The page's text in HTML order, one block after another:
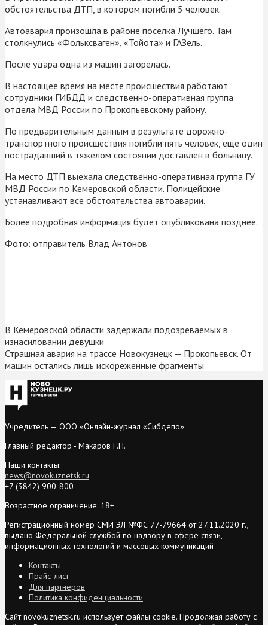
обстоятельства ДТП, в котором погибли 5 человек.
Автоавария произошла в районе поселка Лучшего. Там
столкнулись «Фольксваген», «Тойота» и ГАЗель.
После удара одна из машин загорелась.
В настоящее время на месте происшествия работают
сотрудники ГИБДД и следственно-оперативная группа
отдела МВД России по Прокопьевскому району.
По предварительным данным в результате дорожно-
транспортного происшествия погибли пять человек, еще один
пострадавший в тяжелом состоянии доставлен в больницу.
На место ДТП выехала следственно-оперативная группа ГУ
МВД России по Кемеровской области. Полицейские
устанавливают все обстоятельства автоаварии.
Более подробная информация будет опубликована позднее.
Фото: отправитель Влад Антонов
В Кемеровской области задержали подозреваемых в
изнасиловании девушки
Страшная авария на трассе Новокузнецк — Прокопьевск. От
машин остались лишь искореженные фрагменты
Учредитель — ООО «Онлайн-журнал «Сибдепо».
Главный редактор - Макаров Г.Н.
Наши контакты:
news@novokuznetsk.ru
+7 (3842) 900-800
Возрастное ограничение: 18+
Регистрационный номер СМИ ЭЛ №ФС 77-79664 от 27.11.2020 г.,
выдано Федеральной службой по надзору в сфере связи,
информационных технологий и массовых коммуникаций
Контакты
Прайс-лист
Для партнеров
Политика конфиденциальности
Сайт novokuznetsk.ru использует файлы cookie. Продолжая работу с